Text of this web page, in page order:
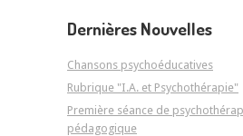
Dernières Nouvelles
Chansons psychoéducatives
Rubrique "I.A. et Psychothérapie"
Première séance de
pédagogique